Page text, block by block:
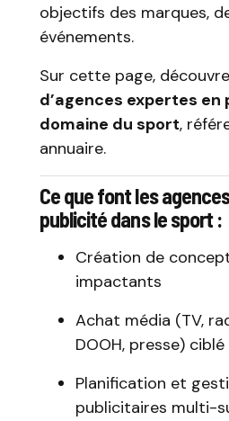
objectifs des marques,
événements.
Sur cette page,
d’agences expertes
domaine du sport,
annuaire.
Ce que font les
publicité dans le sport :
Création de
impactants
Achat média (TV,
DOOH, presse)
Planification et
publicitaires multi-